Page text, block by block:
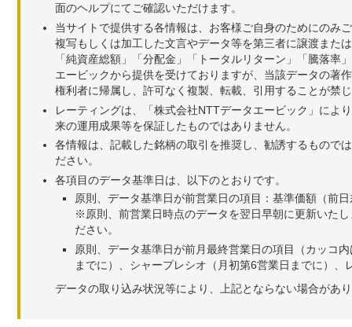
面のヘルプにてご確認いただけます。
当サイトで提供する各情報は、お客様ご自身のためにのみ
複写もしくは加工した文言やデータ等を第三者に譲渡また
「純資産総額」「分配金」「トータルリターン」「騰落
エービックから提供を受けておりますが、当該データの著
権利者に帰属し、許可なく複製、転載、引用することが禁
レーティングは、「株式会社NTTデータエービック」によ
来の運用成果等を保証したものではありません。
各情報は、記載した銘柄の取引を推奨し、勧誘するもので
ださい。
各項目のデータ基準日は、以下のとおりです。
原則、データ基準日が前営業日の項目：基準価額（前
※原則、前営業日時点のデータを翌日早朝に更新いた
ださい。
原則、データ基準日が前月最終営業日の項目（カッコ
までに）、シャープレシオ（月初第6営業日までに）
データの取り込み状況等により、上記とならない場合があ